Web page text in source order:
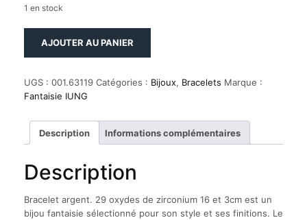
1 en stock
29
oxydes
zirconium
16
3cm
AJOUTER AU PANIER
UGS : 001.63119 Catégories : Bijoux, Bracelets Marque :
Fantaisie IUNG
Description Informations complémentaires
Description
Bracelet argent. 29 oxydes de zirconium 16 et 3cm est un
bijou fantaisie sélectionné pour son style et ses finitions. Le